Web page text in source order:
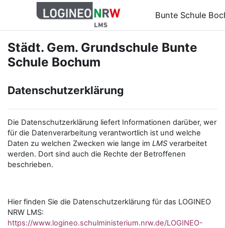
Zum Hauptinhalt
Bunte Schule
Städt. Gem. Grundschule Bunte
Schule Bochum
Datenschutzerklärung
Die Datenschutzerklärung liefert Informationen darüber, wer
für die Datenverarbeitung verantwortlich ist und welche
Daten zu welchen Zwecken wie lange im LMS verarbeitet
werden. Dort sind auch die Rechte der Betroffenen
beschrieben.
Hier finden Sie die Datenschutzerklärung für das LOGINEO
NRW LMS:
https://www.logineo.schulministerium.nrw.de/LOGINEO-